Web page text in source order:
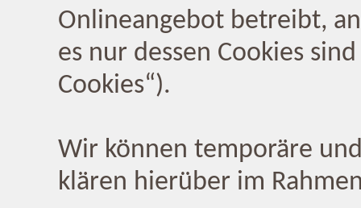
Onlineangebot betreibt,
es nur dessen Cookies
Cookies“).
Wir können temporäre
klären hierüber im